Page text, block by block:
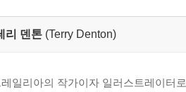
리 덴톤 (Terry Denton)
레일리아의 작가이자 일러스트레이터